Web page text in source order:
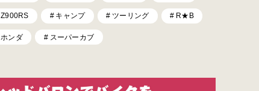
Z900RS キャンプ ツーリング R★B
ホンダ スーパーカブ